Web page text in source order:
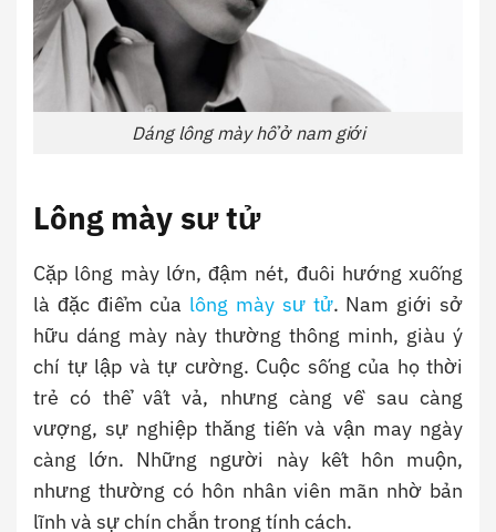
Dáng lông mày hổ ở nam giới
Lông mày sư tử
Cặp lông mày lớn, đậm nét, đuôi hướng xuống
là đặc điểm của lông mày sư tử. Nam giới sở
hữu dáng mày này thường thông minh, giàu ý
chí tự lập và tự cường. Cuộc sống của họ thời
trẻ có thể vất vả, nhưng càng về sau càng
vượng, sự nghiệp thăng tiến và vận may ngày
càng lớn. Những người này kết hôn muộn,
nhưng thường có hôn nhân viên mãn nhờ bản
lĩnh và sự chín chắn trong tính cách.